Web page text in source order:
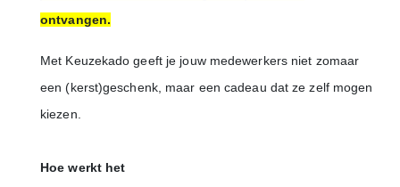
ontvangen.
Met Keuzekado geeft je jouw medewerkers niet zomaar
een (kerst)geschenk, maar een cadeau dat ze zelf mogen
kiezen.
Hoe werkt het